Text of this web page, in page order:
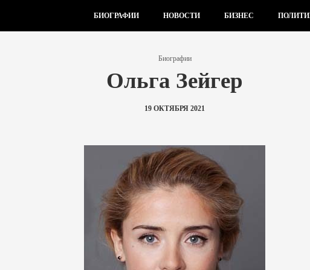
БИОГРАФИИ НОВОСТИ БИЗНЕС
Биографии
Ольга Зейгер
19 ОКТЯБРЯ 2021